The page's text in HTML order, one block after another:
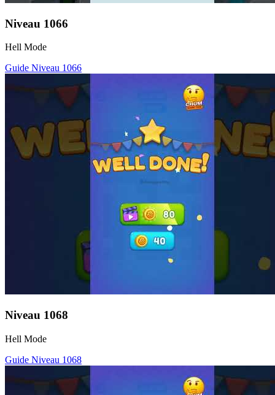
Niveau 1066
Hell Mode
Guide Niveau 1066
Niveau 1068
Hell Mode
Guide Niveau 1068